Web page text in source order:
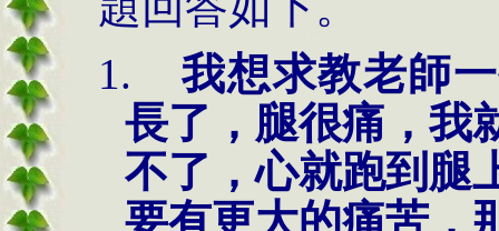
1.
我想求教老師
長了，腿很痛，我
不了，心就跑到腿
要有更大的痛苦，